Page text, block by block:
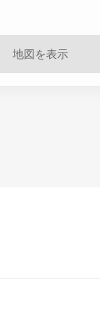
地図を表示